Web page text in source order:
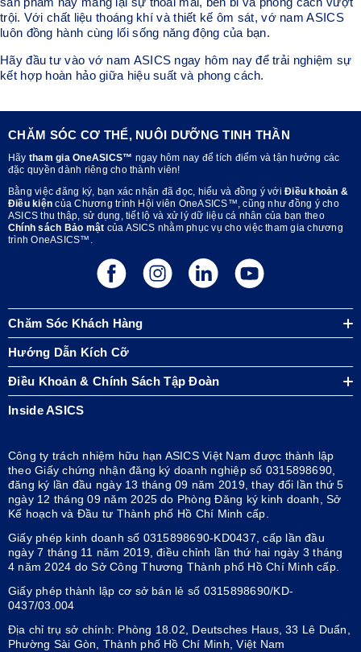
trội. Với chất liệu thoáng khí và thiết kế ôm sát, vớ nam ASICS
luôn đồng hành cùng lối sống năng động của bạn.
Hãy đầu tư vào vớ nam ASICS ngay hôm nay để trải nghiệm sự
kết hợp hoàn hảo giữa hiệu suất và phong cách.
CHĂM SÓC CƠ THỂ, NUÔI DƯỠNG TINH THẦN
Hãy tham gia OneASICS™ ngay hôm nay để tích điểm và tận hưởng các
đặc quyền dành riêng cho thành viên!
Bằng việc đăng ký, bạn xác nhận đã đọc, hiểu và đồng ý với Điều khoản &
Điều kiện của Chương trình Hội viên OneASICS™, cũng như đồng ý cho
ASICS thu thập, sử dụng, tiết lộ và xử lý dữ liệu cá nhân của bạn theo
Chính sách Bảo mật của ASICS nhằm phục vụ cho việc tham gia chương
trình OneASICS™.
Chăm Sóc Khách Hàng
Hướng Dẫn Kích Cỡ
Điều Khoản & Chính Sách Tập Đoàn
Inside ASICS
Công ty trách nhiệm hữu hạn ASICS Việt Nam được thành lập
theo Giấy chứng nhận đăng ký doanh nghiệp số 0315898690,
đăng ký lần đầu ngày 13 tháng 09 năm 2019, thay đổi lần thứ 5
ngày 12 tháng 09 năm 2025 do Phòng Đăng ký kinh doanh, Sở
Kế hoạch và Đầu tư Thành phố Hồ Chí Minh cấp.
Giấy phép kinh doanh số 0315898690-KD0437, cấp lần đầu
ngày 7 tháng 11 năm 2019, điều chỉnh lần thứ hai ngày 3 tháng
4 năm 2024 do Sở Công Thương Thành phố Hồ Chí Minh cấp.
Giấy phép thành lập cơ sở bán lẻ số 0315898690/KD-
0437/03.004
Địa chỉ trụ sở chính: Phòng 18.02, Deutsches Haus, 33 Lê Duẩn,
Phường Sài Gòn, Thành phố Hồ Chí Minh, Việt Nam